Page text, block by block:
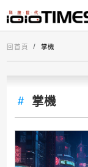
回首頁 掌機
掌機